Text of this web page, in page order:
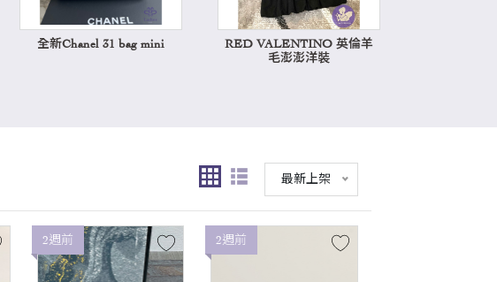
全新Chanel 31 bag mini
RED VALENTINO 英倫羊
毛澎澎洋裝
最新上架
2週前 2週前